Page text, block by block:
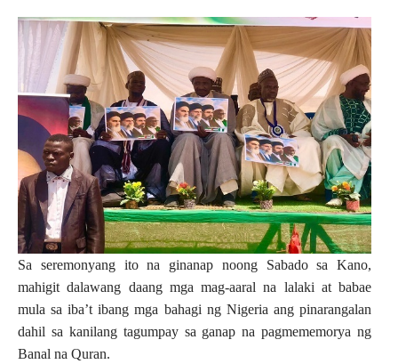
Sa seremonyang ito na ginanap noong Sabado sa Kano,
mahigit dalawang daang mga mag-aaral na lalaki at babae
mula sa iba’t ibang mga bahagi ng Nigeria ang pinarangalan
dahil sa kanilang tagumpay sa ganap na pagmememorya ng
Banal na Quran.